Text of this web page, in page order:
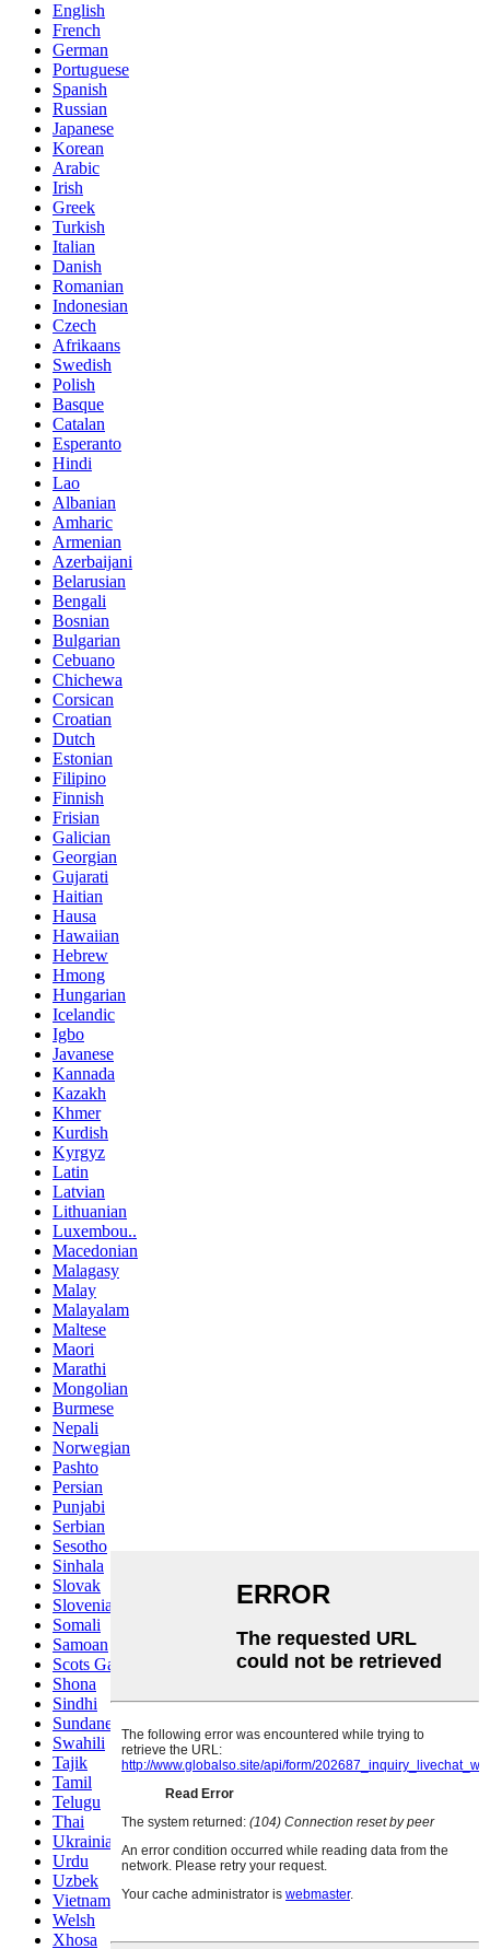
English
French
German
Portuguese
Spanish
Russian
Japanese
Korean
Arabic
Irish
Greek
Turkish
Italian
Danish
Romanian
Indonesian
Czech
Afrikaans
Swedish
Polish
Basque
Catalan
Esperanto
Hindi
Lao
Albanian
Amharic
Armenian
Azerbaijani
Belarusian
Bengali
Bosnian
Bulgarian
Cebuano
Chichewa
Corsican
Croatian
Dutch
Estonian
Filipino
Finnish
Frisian
Galician
Georgian
Gujarati
Haitian
Hausa
Hawaiian
Hebrew
Hmong
Hungarian
Icelandic
Igbo
Javanese
Kannada
Kazakh
Khmer
Kurdish
Kyrgyz
Latin
Latvian
Lithuanian
Luxembou..
Macedonian
Malagasy
Malay
Malayalam
Maltese
Maori
Marathi
Mongolian
Burmese
Nepali
Norwegian
Pashto
Persian
Punjabi
Serbian
Sesotho
Sinhala
Slovak
Slovenian
Somali
Samoan
Scots Gaelic
Shona
Sindhi
Sundanese
Swahili
Tajik
Tamil
Telugu
Thai
Ukrainian
Urdu
Uzbek
Vietnamese
Welsh
Xhosa